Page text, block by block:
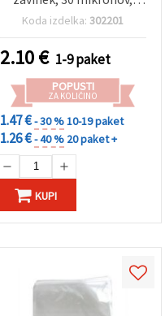
paket 200 kosov
Koda izdelka:302201
2.10€ 1-9 paket
POPUSTI
ZA KOLIČINO
1.47 €- 30 %10-19 paket
1.26 €- 40 % 20 paket +
KUPI